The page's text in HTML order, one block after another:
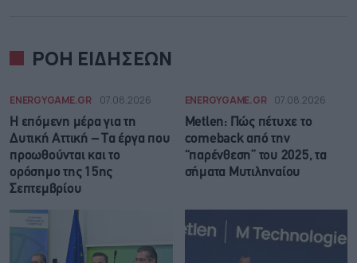
ΡΟΗ ΕΙΔΗΣΕΩΝ
ENERGYGAME.GR 07.08.2026
Η επόμενη μέρα για τη
Δυτική Αττική – Τα έργα που
προωθούνται και το
ορόσημο της 15ης
Σεπτεμβρίου
ENERGYGAME.GR 07.08.2026
Metlen: Πώς πέτυχε το
comeback από την
“παρένθεση” του 2025, τα
σήματα Μυτιληναίου